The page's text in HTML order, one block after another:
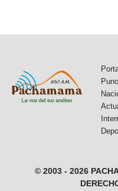
Puno
© 2003 - 2026